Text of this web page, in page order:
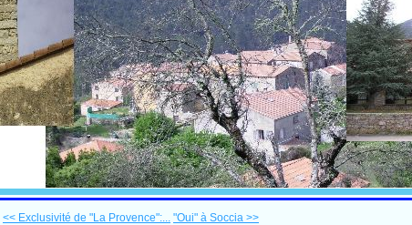
<< Exclusivité de "La Provence":... "Oui" à Soccia >>